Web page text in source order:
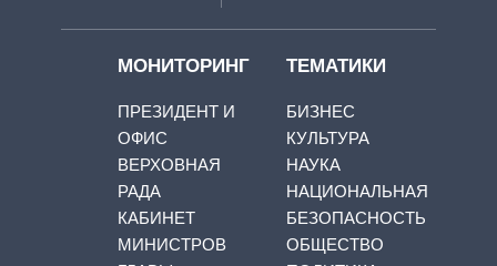
МОНИТОРИНГ
ПРЕЗИДЕНТ И
ОФИС
ВЕРХОВНАЯ
РАДА
КАБИНЕТ
МИНИСТРОВ
ТЕМАТИКИ
БИЗНЕС
КУЛЬТУРА
НАУКА
НАЦИОНАЛЬНАЯ
БЕЗОПАСНОСТЬ
ОБЩЕСТВО